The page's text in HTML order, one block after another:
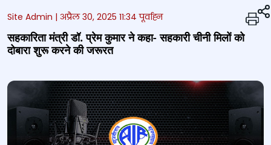
Site Admin | अप्रैल 30, 2025 11:34 पूर्वाह्न
सहकारिता मंत्री डॉ. प्रेम कुमार ने कहा- सहकारी चीनी मिलों को
दोबारा शुरू करने की जरूरत